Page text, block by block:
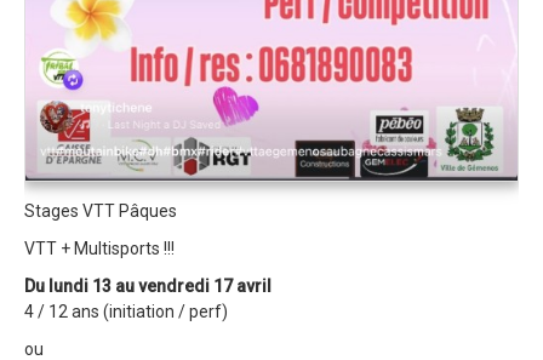
Programme 2023
Plans des spéciales 2023
Partenaires 2023
Règlement 2023
Photos 2023
Edition 2022
Règlement 2022
Stages VTT Pâques
VTT + Multisports !!!
Du lundi 13 au vendredi 17 avril
4 / 12 ans (initiation / perf)
ou